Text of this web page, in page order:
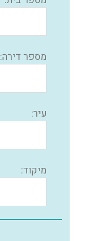
מספר דירה:
עיר:
מיקוד: